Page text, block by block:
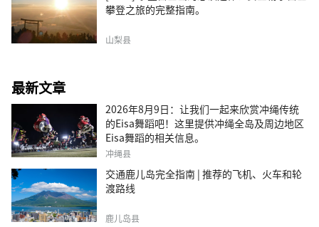
攀登之旅的完整指南。
山梨县
最新文章
2026年8月9日：让我们一起来欣赏冲绳传统
的Eisa舞蹈吧！这里提供冲绳全岛及周边地区
Eisa舞蹈的相关信息。
冲绳县
交通鹿儿岛完全指南 | 推荐的飞机、火车和轮
渡路线
鹿儿岛县